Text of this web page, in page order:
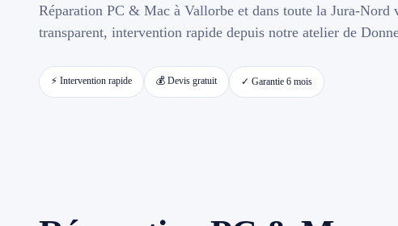
Région d'Yverdon 6
Réparation PC & Mac à Vallorbe et dans toute la Jura-
transparent, intervention rapide depuis notre atelier de
⚡ Intervention rapide 💰 Devis gratuit ✓ Garantie 6 mois